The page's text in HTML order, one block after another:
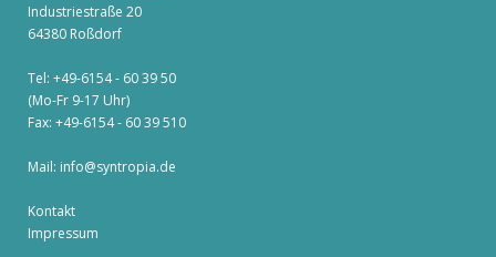
Industriestraße 20
64380 Roßdorf
Tel: +49-6154 - 60 39 50
(Mo-Fr 9-17 Uhr)
Fax: +49-6154 - 60 39 510
Mail: info@syntropia.de
Kontakt
Impressum